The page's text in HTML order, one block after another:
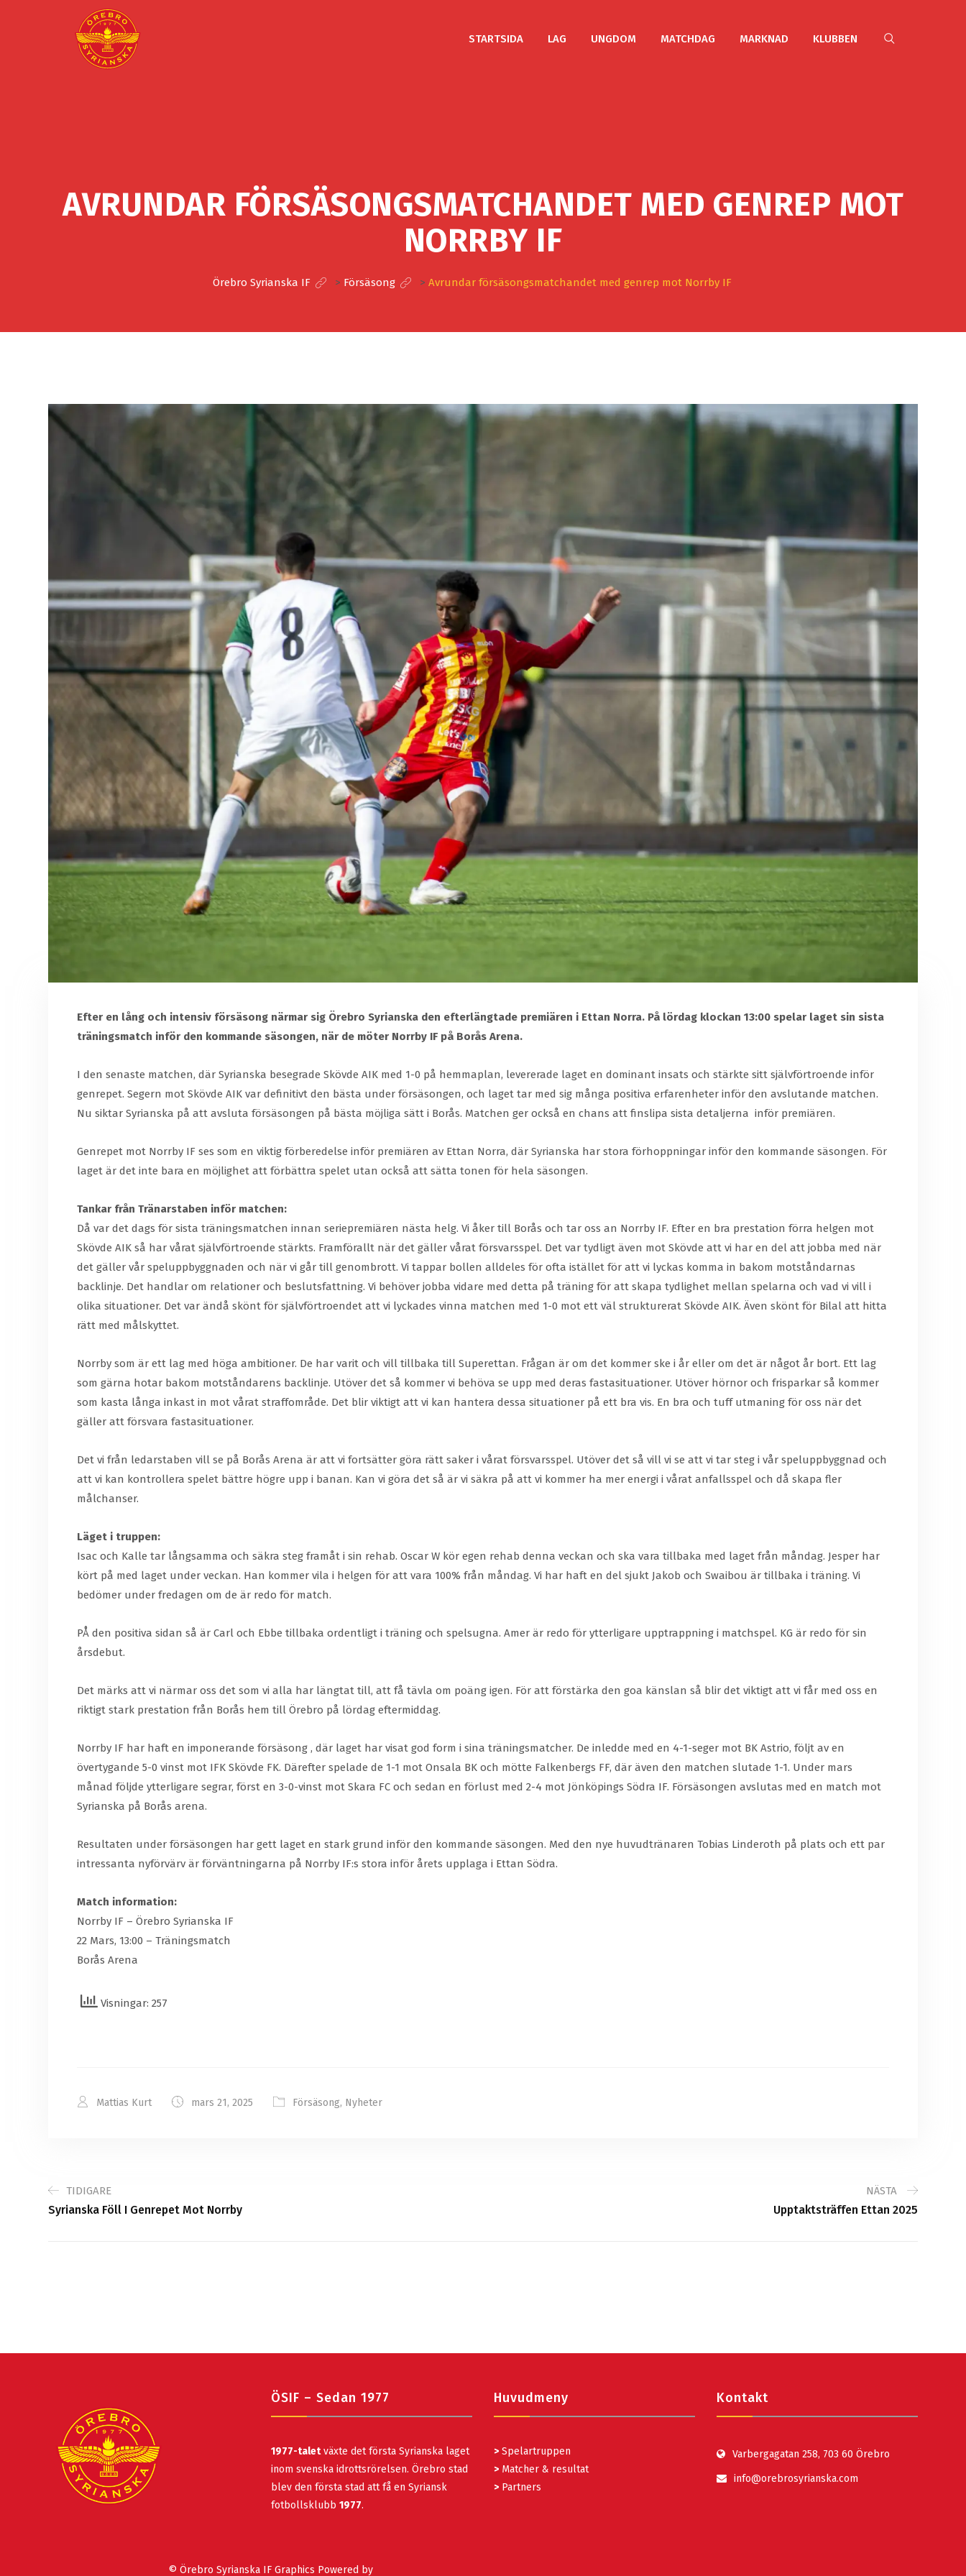
STARTSIDA LAG UNGDOM MATCHDAG MARKNAD KLUBBEN
AVRUNDAR FÖRSÄSONGSMATCHANDET MED GENREP MOT
NORRBY IF
Örebro Syrianska IF > Försäsong > Avrundar försäsongsmatchandet med genrep mot Norrby IF
Efter en lång och intensiv försäsong närmar sig Örebro Syrianska den efterlängtade premiären i Ettan Norra. På lördag klockan 13:00 spelar laget sin sista
träningsmatch inför den kommande säsongen, när de möter Norrby IF på Borås Arena.
I den senaste matchen, där Syrianska besegrade Skövde AIK med 1-0 på hemmaplan, levererade laget en dominant insats och stärkte sitt självförtroende inför
genrepet. Segern mot Skövde AIK var definitivt den bästa under försäsongen, och laget tar med sig många positiva erfarenheter inför den avslutande matchen.
Nu siktar Syrianska på att avsluta försäsongen på bästa möjliga sätt i Borås. Matchen ger också en chans att finslipa sista detaljerna inför premiären.
Genrepet mot Norrby IF ses som en viktig förberedelse inför premiären av Ettan Norra, där Syrianska har stora förhoppningar inför den kommande säsongen. För
laget är det inte bara en möjlighet att förbättra spelet utan också att sätta tonen för hela säsongen.
Tankar från Tränarstaben inför matchen:
Då var det dags för sista träningsmatchen innan seriepremiären nästa helg. Vi åker till Borås och tar oss an Norrby IF. Efter en bra prestation förra helgen mot
Skövde AIK så har vårat självförtroende stärkts. Framförallt när det gäller vårat försvarsspel. Det var tydligt även mot Skövde att vi har en del att jobba med när
det gäller vår speluppbyggnaden och när vi går till genombrott. Vi tappar bollen alldeles för ofta istället för att vi lyckas komma in bakom motståndarnas
backlinje. Det handlar om relationer och beslutsfattning. Vi behöver jobba vidare med detta på träning för att skapa tydlighet mellan spelarna och vad vi vill i
olika situationer. Det var ändå skönt för självförtroendet att vi lyckades vinna matchen med 1-0 mot ett väl strukturerat Skövde AIK. Även skönt för Bilal att hitta
rätt med målskyttet.
Norrby som är ett lag med höga ambitioner. De har varit och vill tillbaka till Superettan. Frågan är om det kommer ske i år eller om det är något år bort. Ett lag
som gärna hotar bakom motståndarens backlinje. Utöver det så kommer vi behöva se upp med deras fastasituationer. Utöver hörnor och frisparkar så kommer
som kasta långa inkast in mot vårat straffområde. Det blir viktigt att vi kan hantera dessa situationer på ett bra vis. En bra och tuff utmaning för oss när det
gäller att försvara fastasituationer.
Det vi från ledarstaben vill se på Borås Arena är att vi fortsätter göra rätt saker i vårat försvarsspel. Utöver det så vill vi se att vi tar steg i vår speluppbyggnad och
att vi kan kontrollera spelet bättre högre upp i banan. Kan vi göra det så är vi säkra på att vi kommer ha mer energi i vårat anfallsspel och då skapa fler
målchanser.
Läget i truppen:
Isac och Kalle tar långsamma och säkra steg framåt i sin rehab. Oscar W kör egen rehab denna veckan och ska vara tillbaka med laget från måndag. Jesper har
kört på med laget under veckan. Han kommer vila i helgen för att vara 100% från måndag. Vi har haft en del sjukt Jakob och Swaibou är tillbaka i träning. Vi
bedömer under fredagen om de är redo för match.
PÅ den positiva sidan så är Carl och Ebbe tillbaka ordentligt i träning och spelsugna. Amer är redo för ytterligare upptrappning i matchspel. KG är redo för sin
årsdebut.
Det märks att vi närmar oss det som vi alla har längtat till, att få tävla om poäng igen. För att förstärka den goa känslan så blir det viktigt att vi får med oss en
riktigt stark prestation från Borås hem till Örebro på lördag eftermiddag.
Norrby IF har haft en imponerande försäsong , där laget har visat god form i sina träningsmatcher. De inledde med en 4-1-seger mot BK Astrio, följt av en
övertygande 5-0 vinst mot IFK Skövde FK. Därefter spelade de 1-1 mot Onsala BK och mötte Falkenbergs FF, där även den matchen slutade 1-1. Under mars
månad följde ytterligare segrar, först en 3-0-vinst mot Skara FC och sedan en förlust med 2-4 mot Jönköpings Södra IF. Försäsongen avslutas med en match mot
Syrianska på Borås arena.
Resultaten under försäsongen har gett laget en stark grund inför den kommande säsongen. Med den nye huvudtränaren Tobias Linderoth på plats och ett par
intressanta nyförvärv är förväntningarna på Norrby IF:s stora inför årets upplaga i Ettan Södra.
Match information:
Norrby IF – Örebro Syrianska IF
22 Mars, 13:00 – Träningsmatch
Borås Arena
Visningar: 257
Mattias Kurt mars 21, 2025 Försäsong, Nyheter
TIDIGARE
Syrianska Föll I Genrepet Mot Norrby
NÄSTA
Upptaktsträffen Ettan 2025
ÖSIF – Sedan 1977
1977-taletväxte det första Syrianska laget
inom svenska idrottsrörelsen. Örebro stad
blev den första stad att få en Syriansk
fotbollsklubb 1977.
Huvudmeny
> Spelartruppen
> Matcher & resultat
> Partners
Kontakt
Varbergagatan 258, 703 60 Örebro
info@orebrosyrianska.com
© Örebro Syrianska IF Graphics Powered by